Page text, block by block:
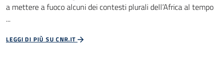
a mettere a fuoco alcuni dei contesti plurali dell’Africa al tempo
...
LEGGI DI PIÙ SU CNR.IT